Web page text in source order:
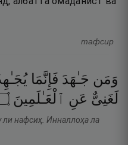
тафсир
وَمَن جَـٰهَدَ فَإِنَّمَا
لَغَنِىٌّ عَنِ ٱلْعَـٰلَمِينَ
нафсиҳ. Инналлоҳа ла